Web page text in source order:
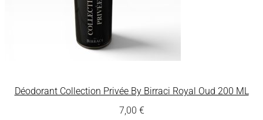
Déodorant Collection Privée By Birraci Royal Oud 200 ML
7,00 €